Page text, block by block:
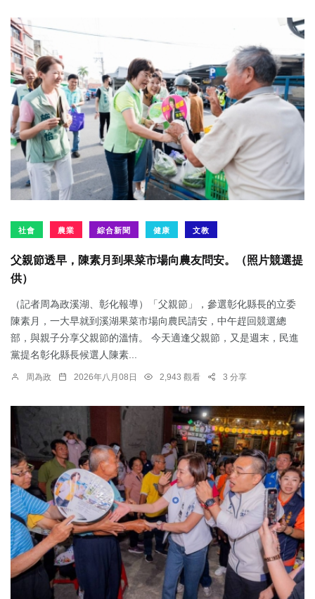
社會 農業 綜合新聞 健康 文教
父親節透早，陳素月到果菜市場向農友問安。（照片競選提
供）
（記者周為政溪湖、彰化報導）「父親節」，參選彰化縣長的立委
陳素月，一大早就到溪湖果菜市場向農民請安，中午趕回競選總
部，與親子分享父親節的溫情。 今天適逢父親節，又是週末，民進
黨提名彰化縣長候選人陳素...
周為政 2026年八月08日 2,943 觀看 3 分享